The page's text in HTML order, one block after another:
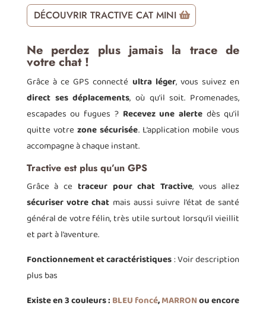
initial
était :
49,00 €.
actuel
est :
24,50 €.
DÉCOUVRIR TRACTIVE CAT MINI
Ne perdez plus jamais la trace de
votre chat !
Grâce à ce GPS connecté ultra léger, vous suivez en
direct ses déplacements, où qu’il soit. Promenades,
escapades ou fugues ? Recevez une alertedès qu’il
quitte votrezone sécurisée. L’application mobile vous
accompagne à chaque instant.
Tractive est plus qu’un GPS
Grâce à ce traceur pour chat Tractive, vous allez
sécuriser votre chat mais aussi suivre l’état de santé
général de votre félin, très utile surtout lorsqu’il vieillit
et part à l’aventure.
Fonctionnement et caractéristiques: Voir description
plus bas
Existe en 3 couleurs : BLEU foncé,MARRONou encore